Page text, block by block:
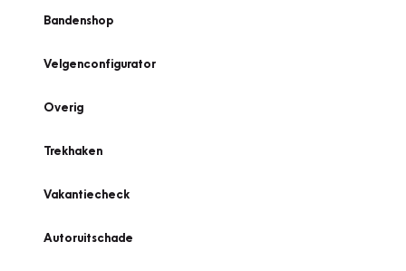
Bandenshop
Velgenconfigurator
Overig
Trekhaken
Vakantiecheck
Autoruitschade